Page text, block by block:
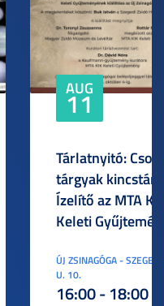
AUG
11
Tárlatnyitó:
tárgyak
Ízelítő az MTA
Keleti
ÚJ ZSINAGÓGA -
U. 10.
16:00 - 18:00